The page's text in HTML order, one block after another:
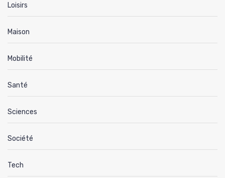
Loisirs
Maison
Mobilité
Santé
Sciences
Société
Tech